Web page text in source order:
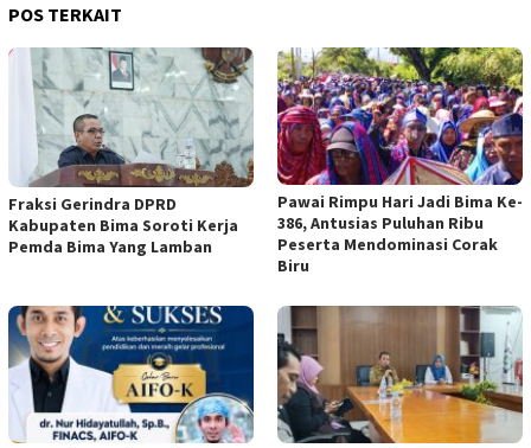
POS TERKAIT
Fraksi Gerindra DPRD
Kabupaten Bima Soroti Kerja
Pemda Bima Yang Lamban
Pawai Rimpu Hari Jadi Bima Ke-
386, Antusias Puluhan Ribu
Peserta Mendominasi Corak
Biru